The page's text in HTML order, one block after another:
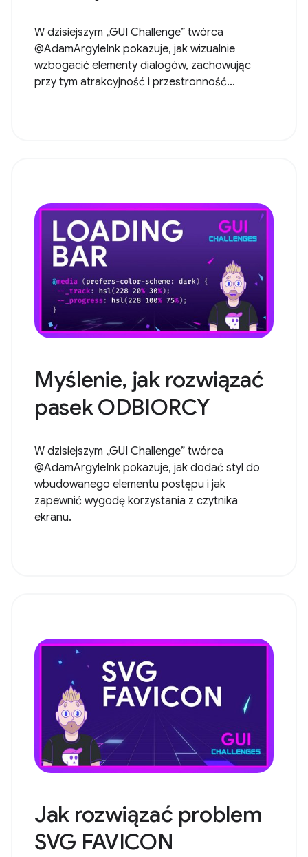
W dzisiejszym „GUI Challenge” twórca
@AdamArgyleInk pokazuje, jak wizualnie
wzbogacić elementy dialogów, zachowując
przy tym atrakcyjność i przestronność...
Myślenie, jak rozwiązać
pasek ODBIORCY
W dzisiejszym „GUI Challenge” twórca
@AdamArgyleInk pokazuje, jak dodać styl do
wbudowanego elementu postępu i jak
zapewnić wygodę korzystania z czytnika
ekranu.
Jak rozwiązać problem
SVG FAVICON